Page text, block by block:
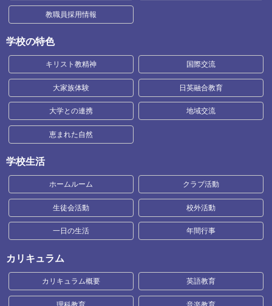
教職員採用情報
学校の特色
キリスト教精神 国際交流
大家族体験 日英融合教育
大学との連携 地域交流
恵まれた自然
学校生活
ホームルーム クラブ活動
生徒会活動 校外活動
一日の生活 年間行事
カリキュラム
カリキュラム概要 英語教育